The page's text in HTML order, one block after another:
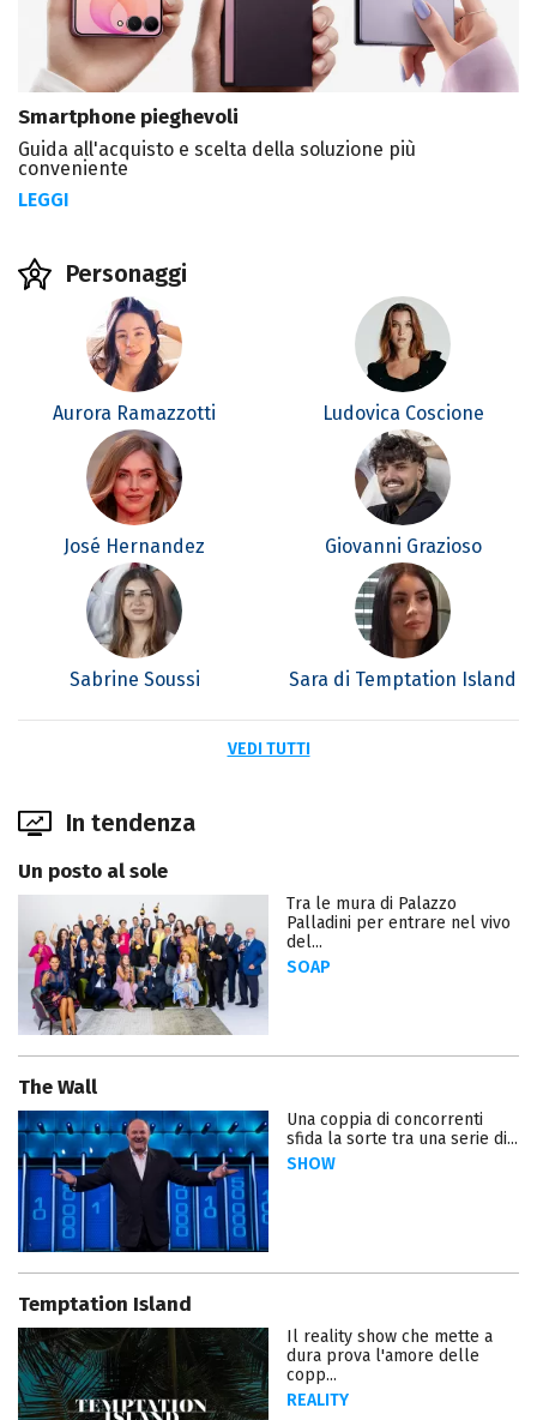
Smartphone pieghevoli
Guida all'acquisto e scelta della soluzione più
conveniente
LEGGI
Personaggi
Aurora Ramazzotti Ludovica Coscione
José Hernandez Giovanni Grazioso
Sabrine Soussi Sara di Temptation Island
VEDI TUTTI
In tendenza
Un posto al sole
Tra le mura di Palazzo
Palladini per entrare nel vivo
del...
SOAP
The Wall
Una coppia di concorrenti
sfida la sorte tra una serie di...
SHOW
Temptation Island
Il reality show che mette a
dura prova l'amore delle
copp...
REALITY